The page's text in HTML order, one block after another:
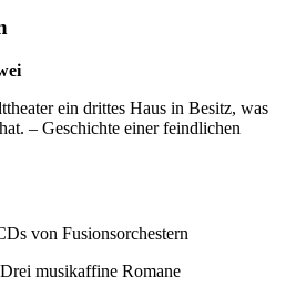
ein drittes Haus in Besitz, was
– Geschichte einer feindlichen
von Fusionsorchestern
musikaffine Romane